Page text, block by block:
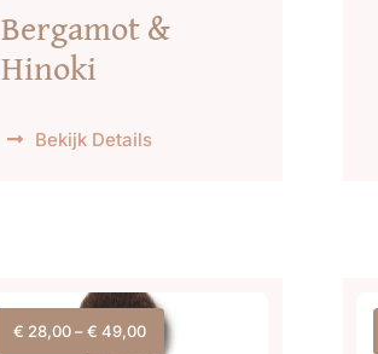
Bergamot &
Hinoki
Bekijk Details
€ 28,00–€ 49,00